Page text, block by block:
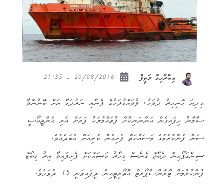
އިބްރާހިމް ލަތީފް
މިދިޔަ ހޮނިހިރު ދުވަހު، ފުވައްމުލަކުގެ ފެނާއި ނަރުދަމާ އަށް ބޭނުންވާ
ސާމާނު ހިފައިގެން އަންނަނިކޮށް ފުވައްމުލަކު ފަރަށް އެރި އެންޖީއޯސީ
ސަން ފުންކުރުމުގެ މަސައްކަތް ފެށިގެން ކުރިއަށް އެބަދެއެވެ.
ސިންގަޕޯއިން ދެބާޖް ގެނެސް މިހާރު މަސައްކަތް ފެށިފައިވާ އިރު މިބޯޓް
ފުންކުރުމަށް ޓްރާންސްޕޯރޓް އޮތޯރިޓީއިން ދީފައިވަނީ 15 ދުވަހެވެ.